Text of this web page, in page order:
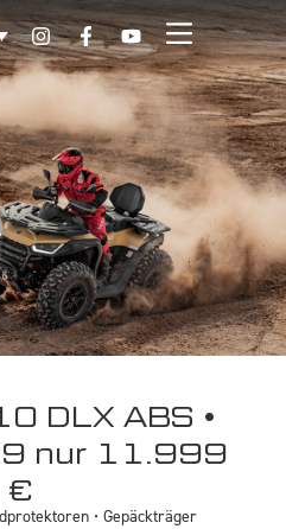
DLX ABS •
nur 11.999
€
• Gepäckträger